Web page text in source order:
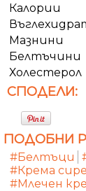
Калории
Мазнини
Белтъчини
Холестерол
СПОДЕЛИ:
ПОДОБНИ
#Белтъци
#Крема
#Млечен